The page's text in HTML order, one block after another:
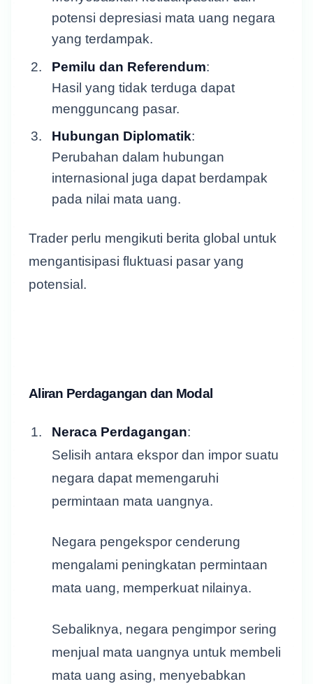
potensi depresiasi mata uang negara
yang terdampak.
Pemilu dan Referendum:
Hasil yang tidak terduga dapat
mengguncang pasar.
Hubungan Diplomatik:
Perubahan dalam hubungan
internasional juga dapat berdampak
pada nilai mata uang.
Trader perlu mengikuti berita global untuk
mengantisipasi fluktuasi pasar yang
potensial.
Aliran Perdagangan dan Modal
Neraca Perdagangan:
Selisih antara ekspor dan impor suatu
negara dapat memengaruhi
permintaan mata uangnya.
Negara pengekspor cenderung
mengalami peningkatan permintaan
mata uang, memperkuat nilainya.
Sebaliknya, negara pengimpor sering
menjual mata uangnya untuk membeli
mata uang asing, menyebabkan